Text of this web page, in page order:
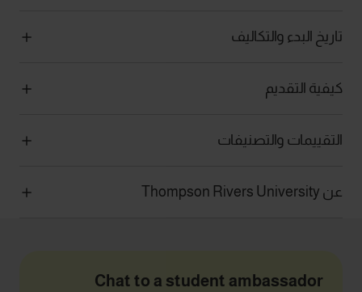
تاريخ البدء والتكاليف
كيفية التقديم
التقييمات والتصنيفات
عن Thompson Rivers University
Chat to a student ambassador